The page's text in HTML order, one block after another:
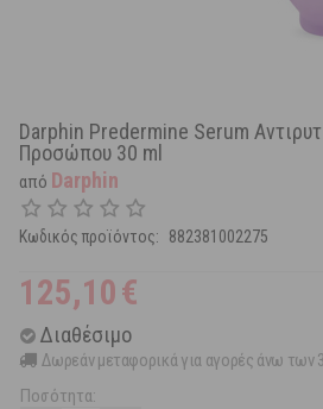
Darphin Predermine Serum
Προσώπου 30 ml
από Darphin
Κωδικός προϊόντος: 882381002275
125,10€
Διαθέσιμο
Δωρεάν μεταφορικά για αγορές άνω των
Ποσότητα: